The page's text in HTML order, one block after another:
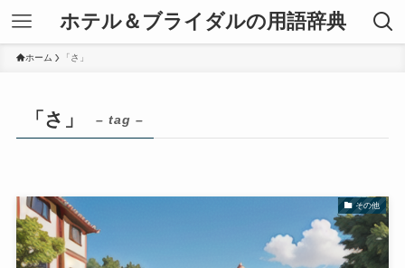
ホテル＆ブライダルの用語辞典
ホーム 「さ」
「さ」 – tag –
その他